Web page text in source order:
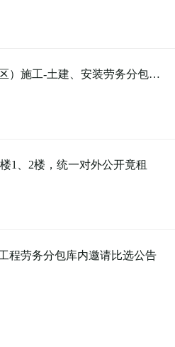
）施工-土建、安装劳务分包…
1、2楼，统一对外公开竟租
程劳务分包库内邀请比选公告